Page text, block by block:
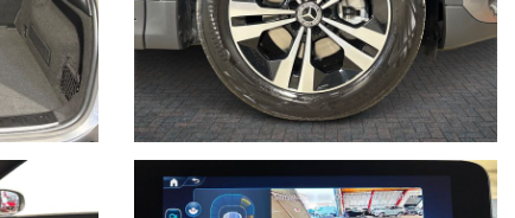
della vettura (meglio se con foto allegate).